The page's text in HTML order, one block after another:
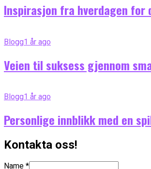
Inspirasjon fra hverdagen
Blogg1 år ago
Veien til suksess gjennom
Blogg1 år ago
Personlige innblikk med en
Kontakta oss!
Name *